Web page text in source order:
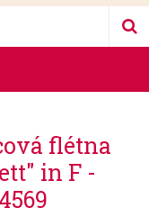
flétna
in F -